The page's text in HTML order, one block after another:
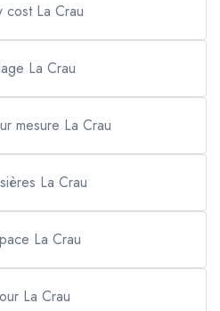
cost La Crau
La Crau
mesure La Crau
La Crau
La Crau
La Crau